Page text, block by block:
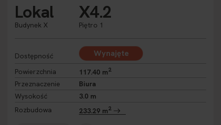
Lokal
Budynek X
X4.2
Piętro 1
Dostępność Wynajęte
Powierzchnia 117.40 m2
Przeznaczenie
Biura
Wysokość
3.0 m
Rozbudowa
233.29 m2